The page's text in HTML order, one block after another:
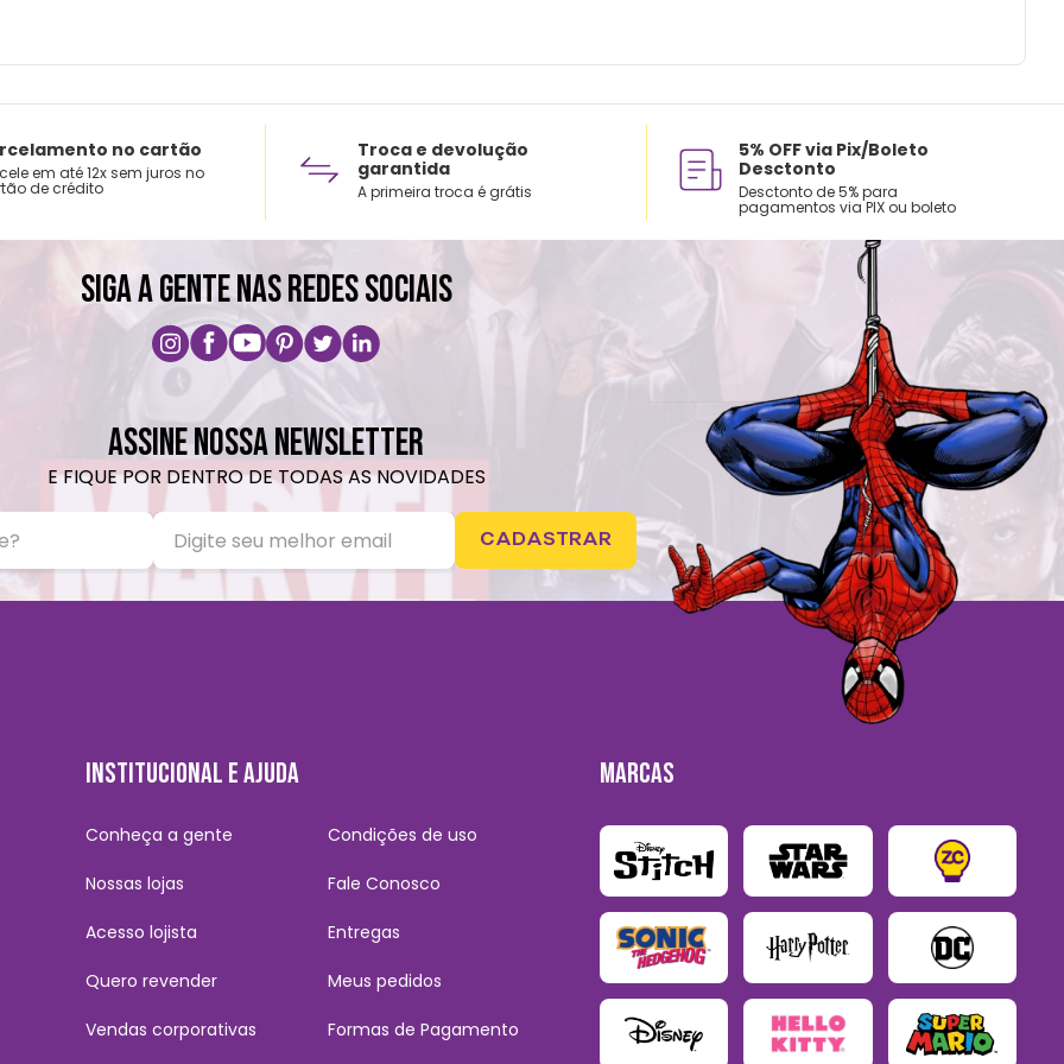
no cartão
em até 12x sem juros no
de crédito
Troca e devolução
garantida
A primeira troca é grátis
5% OFF via Pix/Boleto
Desctonto
Desctonto de 5% para
pagamentos via PIX ou boleto
SIGA A GENTE NAS REDES SOCIAIS
ASSINE NOSSA NEWSLETTER
E FIQUE POR DENTRO DE TODAS AS NOVIDADES
CADASTRAR
INSTITUCIONAL E AJUDA
Conheça a gente
Nossas lojas
Acesso lojista
Quero revender
Vendas corporativas
Condições de uso
Fale Conosco
Entregas
Meus pedidos
Formas de Pagamento
MARCAS